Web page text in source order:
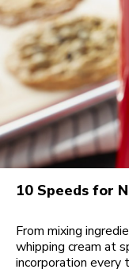
10 Speeds for
From mixing
whipping cream at
incorporation every